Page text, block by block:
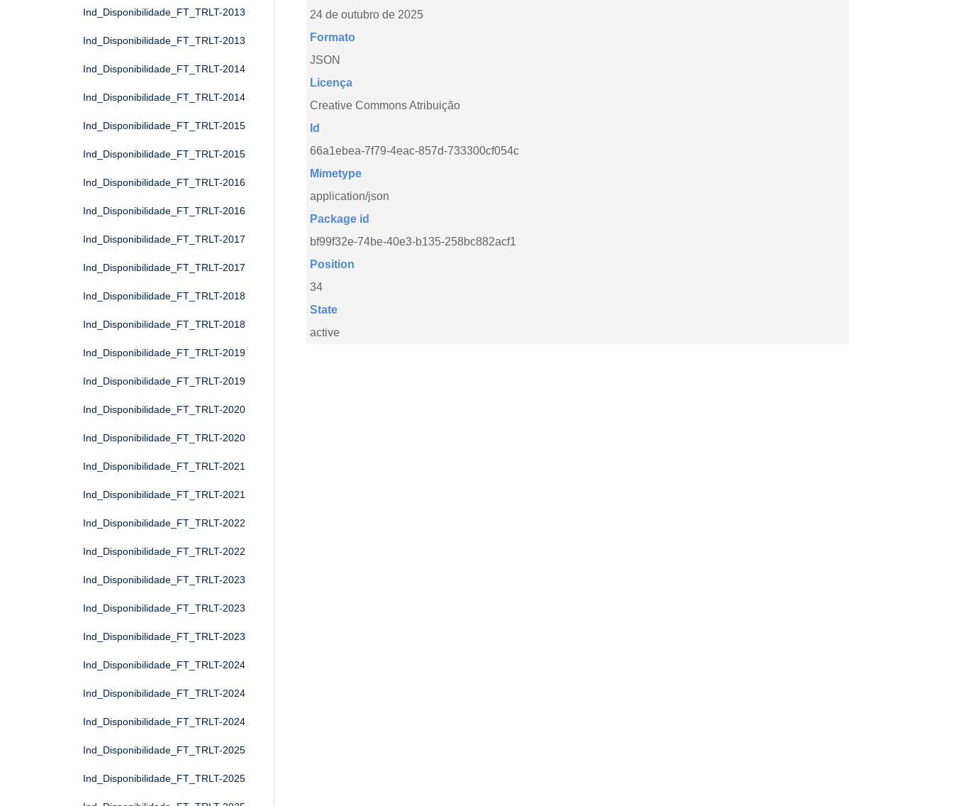
Ind_Disponibilidade_FT_TRLT-2013
Ind_Disponibilidade_FT_TRLT-2013
Ind_Disponibilidade_FT_TRLT-2014
Ind_Disponibilidade_FT_TRLT-2014
Ind_Disponibilidade_FT_TRLT-2015
Ind_Disponibilidade_FT_TRLT-2015
Ind_Disponibilidade_FT_TRLT-2016
Ind_Disponibilidade_FT_TRLT-2016
Ind_Disponibilidade_FT_TRLT-2017
Ind_Disponibilidade_FT_TRLT-2017
Ind_Disponibilidade_FT_TRLT-2018
Ind_Disponibilidade_FT_TRLT-2018
Ind_Disponibilidade_FT_TRLT-2019
Ind_Disponibilidade_FT_TRLT-2019
Ind_Disponibilidade_FT_TRLT-2020
Ind_Disponibilidade_FT_TRLT-2020
Ind_Disponibilidade_FT_TRLT-2021
Ind_Disponibilidade_FT_TRLT-2021
Ind_Disponibilidade_FT_TRLT-2022
Ind_Disponibilidade_FT_TRLT-2022
Ind_Disponibilidade_FT_TRLT-2023
Ind_Disponibilidade_FT_TRLT-2023
Ind_Disponibilidade_FT_TRLT-2023
Ind_Disponibilidade_FT_TRLT-2024
Ind_Disponibilidade_FT_TRLT-2024
Ind_Disponibilidade_FT_TRLT-2024
Ind_Disponibilidade_FT_TRLT-2025
Ind_Disponibilidade_FT_TRLT-2025
24 de outubro de 2025
Formato
JSON
Licença
Creative Commons Atribuição
Id
66a1ebea-7f79-4eac-857d-733300cf054c
Mimetype
application/json
Package id
bf99f32e-74be-40e3-b135-258bc882acf1
Position
34
State
active